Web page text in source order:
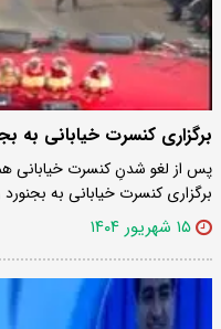
برگزاری کنسرت خیابانی به
پس از لغو شدنِ کنسرت خیابانی‌
برگزاری کنسرت خیابانی به
۱۵ شهریور ۱۴۰۴